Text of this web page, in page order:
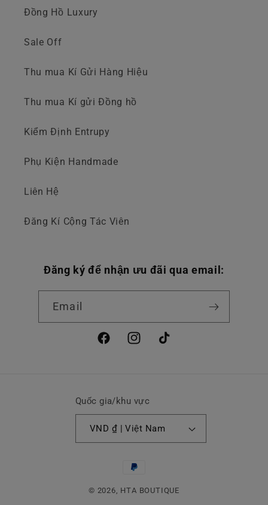
Đồng Hồ Luxury
Sale Off
Thu mua Kí Gửi Hàng Hiệu
Thu mua Kí gửi Đồng hồ
Kiểm Định Entrupy
Phụ Kiện Handmade
Liên Hệ
Đăng Kí Cộng Tác Viên
Đăng ký để nhận ưu đãi qua email:
Email
FacebookInstagramTikTok
Quốc gia/khu vực
VND ₫ | Việt Nam
Phương
thanh
© 2026, HTA BOUTIQUE